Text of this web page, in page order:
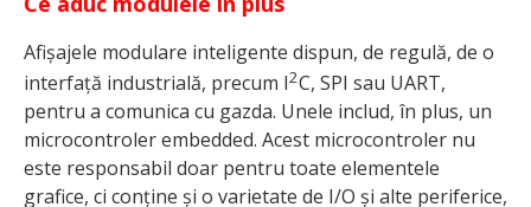
Afișajele modulare inteligente dispun, de regulă, de o
interfață industrială, precum I2C, SPI sau UART,
pentru a comunica cu gazda. Unele includ, în plus, un
microcontroler embedded. Acest microcontroler nu
este responsabil doar pentru toate elementele
grafice, ci conține și o varietate de I/O și alte periferice,